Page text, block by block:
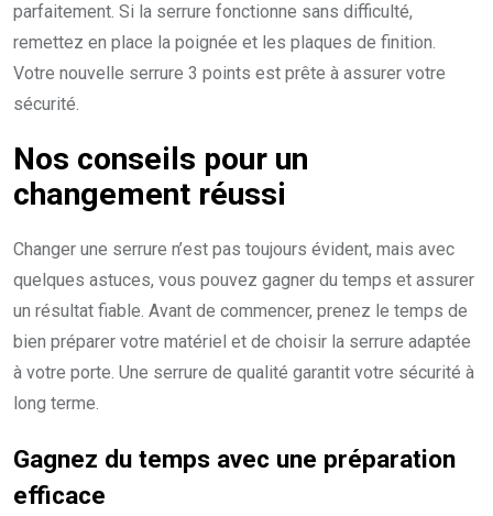
parfaitement. Si la serrure fonctionne sans difficulté,
remettez en place la poignée et les plaques de finition.
Votre nouvelle serrure 3 points est prête à assurer votre
sécurité.
Nos conseils pour un
changement réussi
Changer une serrure n’est pas toujours évident, mais avec
quelques astuces, vous pouvez gagner du temps et assurer
un résultat fiable. Avant de commencer, prenez le temps de
bien préparer votre matériel et de choisir la serrure adaptée
à votre porte. Une serrure de qualité garantit votre sécurité à
long terme.
Gagnez du temps avec une préparation
efficace